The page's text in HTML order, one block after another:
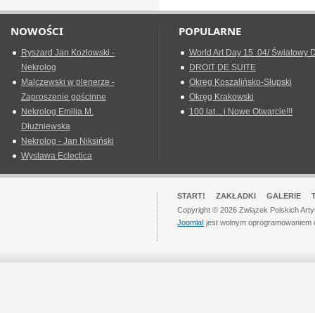
NOWOŚCI
Ryszard Jan Kozłowski -
Nekrolog
Malczewski w plenerze -
Zaproszenie gościnne
Nekrolog Emilia M.
Dłużniewska
Nekrolog - Jan Niksiński
Wystawa Eclectica
POPULARNE
World Art Day 15 .04/ Światowy
DROIT DE SUITE
Okreg Koszalińsko-Słupski
Okręg Krakowski
100 lat... i Nowe Otwarcie!!!
START! ZAKŁADKI GALERIE
Copyright © 2026 Związek Polskich
Joomla! jest wolnym